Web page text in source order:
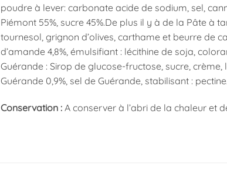
poudre à lever: carbonate acide de sodium, sel,
Piémont 55%, sucre 45%.De plus il y à de la Pâte à
tournesol, grignon d’olives, carthame et beurre de
d’amande 4,8%, émulsifiant : lécithine de soja,
Guérande : Sirop de glucose-fructose, sucre,
Guérande 0,9%, sel de Guérande, stabilisant :
Conservation : A conserver à l’abri de la chaleur et